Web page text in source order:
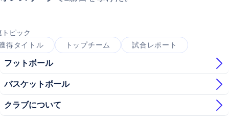
トピック
得タイトル
トップチーム 試合レポート
フットボール
バスケットボール
クラブについて